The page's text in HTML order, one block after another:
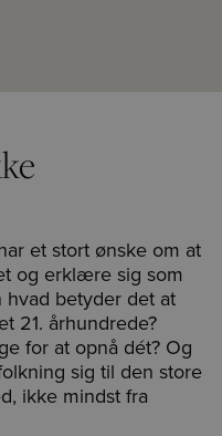
et stort ønske om at
og erklære sig som
betyder det at
21. århundrede?
for at opnå dét? Og
sig til den store
ikke mindst fra